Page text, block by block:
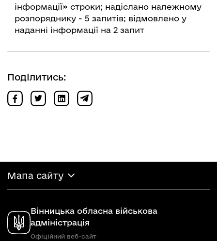
інформації» строки; надіслано належному
розпоряднику - 5 запитів; відмовлено у
наданні інформації на 2 запит
Поділитись:
Мапа сайту
Вінницька обласна військова
адміністрація
Офіційний веб-сайт